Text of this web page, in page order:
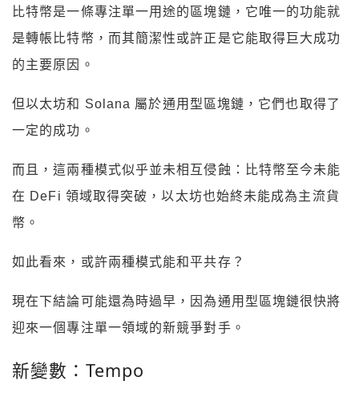
比特幣是一條專注單一用途的區塊鏈，它唯一的功能就
是轉帳比特幣，而其簡潔性或許正是它能取得巨大成功
的主要原因。
但以太坊和 Solana 屬於通用型區塊鏈，它們也取得了
一定的成功。
而且，這兩種模式似乎並未相互侵蝕：比特幣至今未能
在 DeFi 領域取得突破，以太坊也始終未能成為主流貨
幣。
如此看來，或許兩種模式能和平共存？
現在下結論可能還為時過早，因為通用型區塊鏈很快將
迎來一個專注單一領域的新競爭對手。
新變數：Tempo